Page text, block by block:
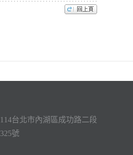
114台北市內湖區成功路二段
325號